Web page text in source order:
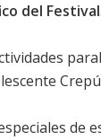
del Festival.
de